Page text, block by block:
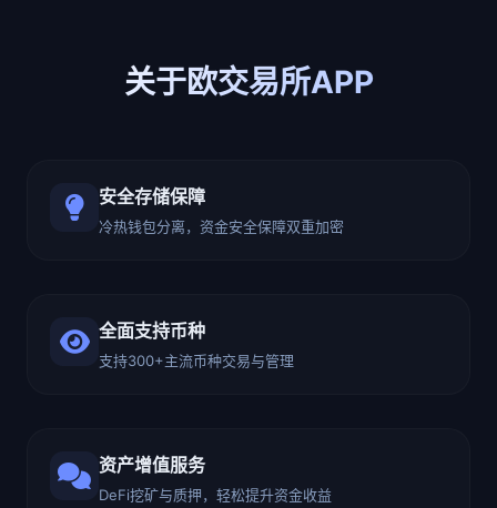
关于欧交易所APP
安全存储保障
冷热钱包分离，资金安全保障双重加密
全面支持币种
支持300+主流币种交易与管理
资产增值服务
DeFi挖矿与质押，轻松提升资金收益